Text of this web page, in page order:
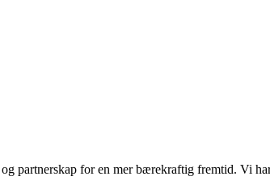
partnerskap for en mer bærekraftig fremtid. Vi